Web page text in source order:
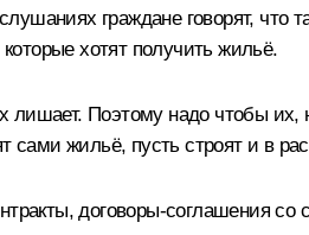
граждане говорят, что
хотят получить жильё.
Поэтому надо чтобы
сами жильё, пусть строят и в
договоры-соглашения